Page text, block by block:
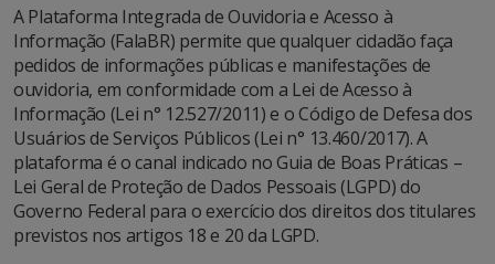
A Plataforma Integrada de Ouvidoria e Acesso à
Informação (FalaBR) permite que qualquer cidadão faça
pedidos de informações públicas e manifestações de
ouvidoria, em conformidade com a Lei de Acesso à
Informação (Lei n° 12.527/2011) e o Código de Defesa dos
Usuários de Serviços Públicos (Lei n° 13.460/2017). A
plataforma é o canal indicado no Guia de Boas Práticas –
Lei Geral de Proteção de Dados Pessoais (LGPD) do
Governo Federal para o exercício dos direitos dos titulares
previstos nos artigos 18 e 20 da LGPD.